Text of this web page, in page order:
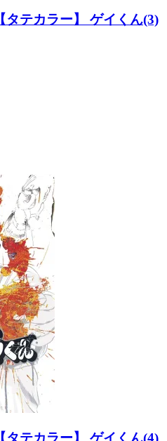
タテカラー】 ゲイくん(3)
タテカラー】 ゲイくん(4)